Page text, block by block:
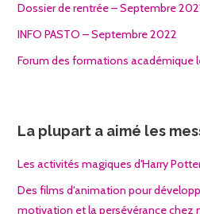
Dossier de rentrée – Septembre
INFO PASTO – Septembre 2022
Forum des formations académique
La plupart a aimé les
Les activités magiques d'Harry
Des films d'animation pour
motivation et la persévérance chez